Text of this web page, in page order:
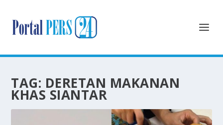
TAG: DERETAN MAKANAN
KHAS SIANTAR